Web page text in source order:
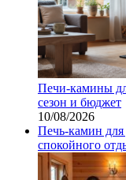
Печи-камины
сезон и бюджет
10/08/2026
Печь-камин для
спокойного